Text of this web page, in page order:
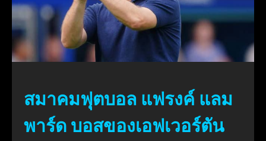
สมาคมฟุตบอล แฟรงค์ แลม
พาร์ด บอสของเอฟเวอร์ตัน